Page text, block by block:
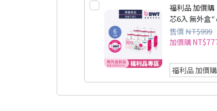
福利品 加價購
芯6入 無外
濾芯-無外盒
福利品 加價購
芯6入 無外盒
售價NT$999
加價購